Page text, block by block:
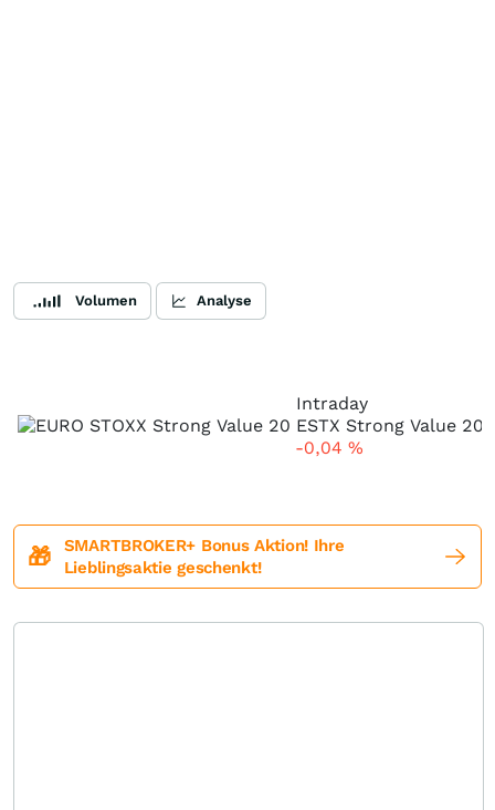
Volumen Analyse
Intraday
-0,04 %
🎁
SMARTBROKER+ Bonus Aktion! Ihre
Lieblingsaktie geschenkt!